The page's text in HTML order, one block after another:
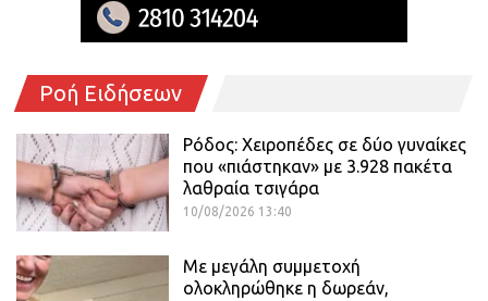
Ροή Ειδήσεων
Ρόδος: Χειροπέδες σε δύο γυναίκες
που «πιάστηκαν» με 3.928 πακέτα
λαθραία τσιγάρα
10/08/2026 13:40
Με μεγάλη συμμετοχή
ολοκληρώθηκε η δωρεάν,